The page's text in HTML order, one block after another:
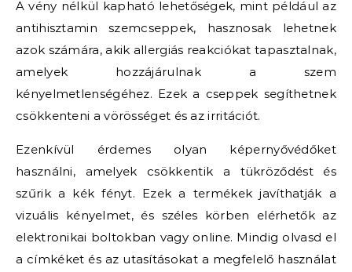
A vény nélkül kapható lehetőségek, mint például az
antihisztamin szemcseppek, hasznosak lehetnek
azok számára, akik allergiás reakciókat tapasztalnak,
amelyek hozzájárulnak a szem
kényelmetlenségéhez. Ezek a cseppek segíthetnek
csökkenteni a vörösséget és az irritációt.
Ezenkívül érdemes olyan képernyővédőket
használni, amelyek csökkentik a tükröződést és
szűrik a kék fényt. Ezek a termékek javíthatják a
vizuális kényelmet, és széles körben elérhetők az
elektronikai boltokban vagy online. Mindig olvasd el
a címkéket és az utasításokat a megfelelő használat